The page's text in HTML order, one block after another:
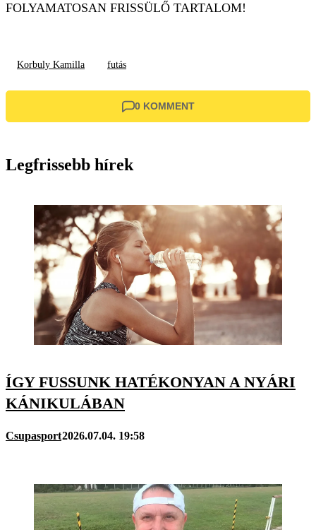
FOLYAMATOSAN FRISSÜLŐ TARTALOM!
Korbuly Kamilla futás
0 KOMMENT
Legfrissebb hírek
ÍGY FUSSUNK HATÉKONYAN A NYÁRI
KÁNIKULÁBAN
Csupasport2026.07.04. 19:58